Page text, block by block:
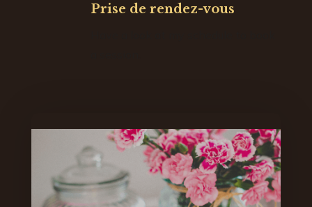
Prise de rendez-vous